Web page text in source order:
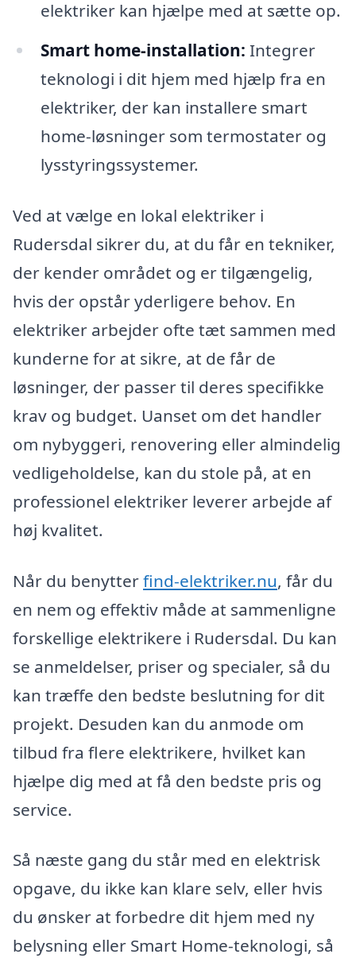
elektriker kan hjælpe med at sætte op.
Smart home-installation: Integrer
teknologi i dit hjem med hjælp fra en
elektriker, der kan installere smart
home-løsninger som termostater og
lysstyringssystemer.
Ved at vælge en lokal elektriker i
Rudersdal sikrer du, at du får en tekniker,
der kender området og er tilgængelig,
hvis der opstår yderligere behov. En
elektriker arbejder ofte tæt sammen med
kunderne for at sikre, at de får de
løsninger, der passer til deres specifikke
krav og budget. Uanset om det handler
om nybyggeri, renovering eller almindelig
vedligeholdelse, kan du stole på, at en
professionel elektriker leverer arbejde af
høj kvalitet.
Når du benytterfind-elektriker.nu, får du
en nem og effektiv måde at sammenligne
forskellige elektrikere i Rudersdal. Du kan
se anmeldelser, priser og specialer, så du
kan træffe den bedste beslutning for dit
projekt. Desuden kan du anmode om
tilbud fra flere elektrikere, hvilket kan
hjælpe dig med at få den bedste pris og
service.
Så næste gang du står med en elektrisk
opgave, du ikke kan klare selv, eller hvis
du ønsker at forbedre dit hjem med ny
belysning eller Smart Home-teknologi, så